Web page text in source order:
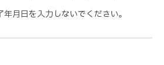
月日を入力しないでください。